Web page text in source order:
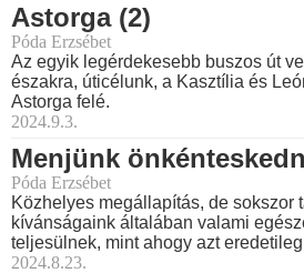
Astorga (2)
Póda Erzsébet
Az egyik legérdekesebb buszos út
északra, úticélunk, a Kasztília és
Astorga felé.
2024.9.3.
Menjünk
Póda Erzsébet
Közhelyes megállapítás, de sokszor
kívánságaink általában valami
teljesülnek, mint ahogy azt
2024.8.23.